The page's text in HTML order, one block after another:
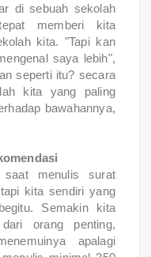
di sebuah sekolah
memberi kita
kita. "Tapi kan
saya lebih",
seperti itu? secara
kita yang paling
bawahannya,
menulis surat
kita sendiri yang
Semakin kita
orang penting,
apalagi